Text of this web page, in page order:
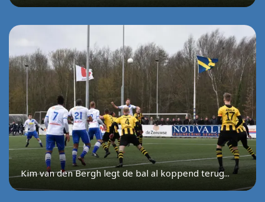
Kim van den Bergh legt de bal al koppend terug...